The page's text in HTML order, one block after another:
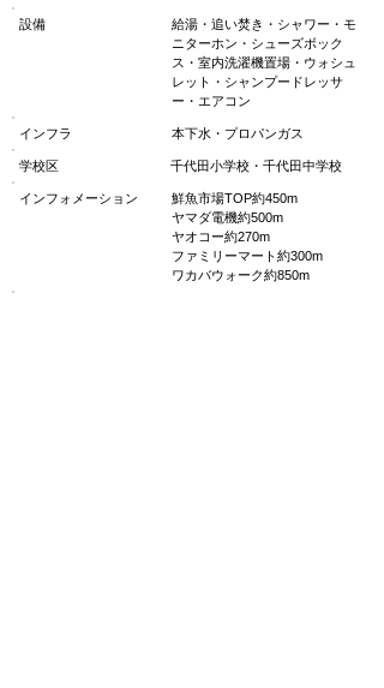
設備
給湯・追い焚き・シャワー・モ
ニターホン・シューズボック
ス・室内洗濯機置場・ウォシュ
レット・シャンプードレッサ
ー・エアコン
インフラ 本下水・プロパンガス
学校区 千代田小学校・千代田中学校
インフォメーション
鮮魚市場TOP約450m
ヤマダ電機約500m
ヤオコー約270m
ファミリーマート約300m
ワカバウォーク約850m